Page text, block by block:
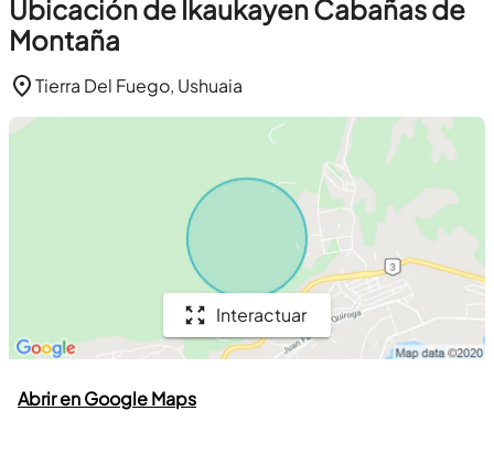
Ubicación de Ikaukayen Cabañas de
Montaña
Tierra Del Fuego, Ushuaia
Interactuar
Abrir en Google Maps